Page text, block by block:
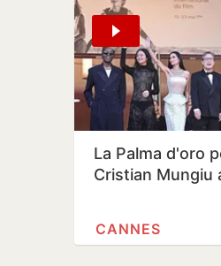
La Palma d'oro
Cristian Mungiu
CANNES